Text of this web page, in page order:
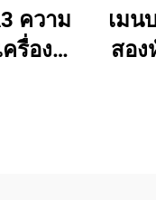
ความ
ครื่อง
เมน
สอง